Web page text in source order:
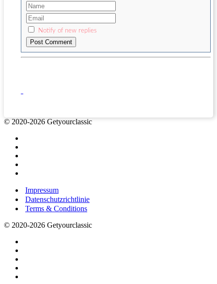
Notify of new replies
© 2020-2026 Getyourclassic
Impressum
Datenschutzrichtlinie
Terms & Conditions
© 2020-2026 Getyourclassic